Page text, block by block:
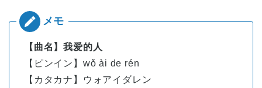
【曲名】我爱的人
【ピンイン】wǒ ài de rén
【カタカナ】ウォアイダレン